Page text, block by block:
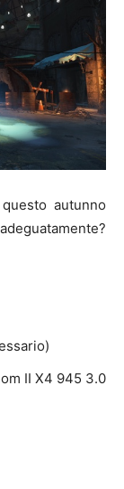
autunno
II X4 945 3.0